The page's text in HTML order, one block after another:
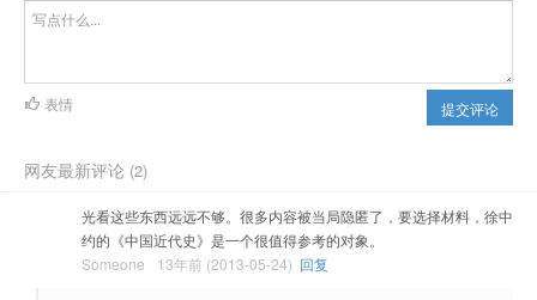
提交评论
表情
网友最新评论 (2)
光看这些东西远远不够。很多内容被当局隐匿了，要选择材料，徐中
约的《中国近代史》是一个很值得参考的对象。
Someone
13年前 (2013-05-24) 回复